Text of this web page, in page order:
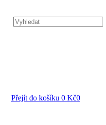
Přejít do košíku 0 Kč0